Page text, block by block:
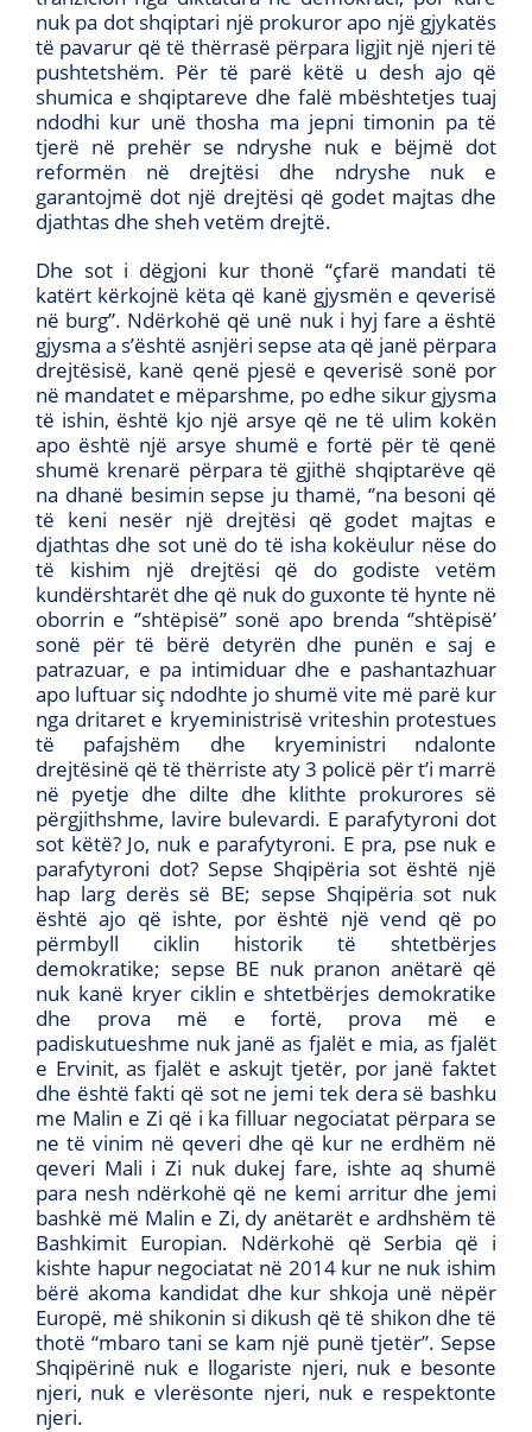
nuk pa dot shqiptari një prokuror apo një gjykatës
të pavarur që të thërrasë përpara ligjit një njeri të
pushtetshëm. Për të parë këtë u desh ajo që
shumica e shqiptareve dhe falë mbështetjes tuaj
ndodhi kur unë thosha ma jepni timonin pa të
tjerë në prehër se ndryshe nuk e bëjmë dot
reformën në drejtësi dhe ndryshe nuk e
garantojmë dot një drejtësi që godet majtas dhe
djathtas dhe sheh vetëm drejtë.
Dhe sot i dëgjoni kur thonë “çfarë mandati të
katërt kërkojnë këta që kanë gjysmën e qeverisë
në burg”. Ndërkohë që unë nuk i hyj fare a është
gjysma a s’është asnjëri sepse ata që janë përpara
drejtësisë, kanë qenë pjesë e qeverisë sonë por
në mandatet e mëparshme, po edhe sikur gjysma
të ishin, është kjo një arsye që ne të ulim kokën
apo është një arsye shumë e fortë për të qenë
shumë krenarë përpara të gjithë shqiptarëve që
na dhanë besimin sepse ju thamë, ‘’na besoni që
të keni nesër një drejtësi që godet majtas e
djathtas dhe sot unë do të isha kokëulur nëse do
të kishim një drejtësi që do godiste vetëm
kundërshtarët dhe që nuk do guxonte të hynte në
oborrin e ‘’shtëpisë’’ sonë apo brenda ‘’shtëpisë’
sonë për të bërë detyrën dhe punën e saj e
patrazuar, e pa intimiduar dhe e pashantazhuar
apo luftuar siç ndodhte jo shumë vite më parë kur
nga dritaret e kryeministrisë vriteshin protestues
të pafajshëm dhe kryeministri ndalonte
drejtësinë që të thërriste aty 3 policë për t’i marrë
në pyetje dhe dilte dhe klithte prokurores së
përgjithshme, lavire bulevardi. E parafytyroni dot
sot këtë? Jo, nuk e parafytyroni. E pra, pse nuk e
parafytyroni dot? Sepse Shqipëria sot është një
hap larg derës së BE; sepse Shqipëria sot nuk
është ajo që ishte, por është një vend që po
përmbyll ciklin historik të shtetbërjes
demokratike; sepse BE nuk pranon anëtarë që
nuk kanë kryer ciklin e shtetbërjes demokratike
dhe prova më e fortë, prova më e
padiskutueshme nuk janë as fjalët e mia, as fjalët
e Ervinit, as fjalët e askujt tjetër, por janë faktet
dhe është fakti që sot ne jemi tek dera së bashku
me Malin e Zi që i ka filluar negociatat përpara se
ne të vinim në qeveri dhe që kur ne erdhëm në
qeveri Mali i Zi nuk dukej fare, ishte aq shumë
para nesh ndërkohë që ne kemi arritur dhe jemi
bashkë më Malin e Zi, dy anëtarët e ardhshëm të
Bashkimit Europian. Ndërkohë që Serbia që i
kishte hapur negociatat në 2014 kur ne nuk ishim
bërë akoma kandidat dhe kur shkoja unë nëpër
Europë, më shikonin si dikush që të shikon dhe të
thotë “mbaro tani se kam një punë tjetër’’. Sepse
Shqipërinë nuk e llogariste njeri, nuk e besonte
njeri, nuk e vlerësonte njeri, nuk e respektonte
njeri.